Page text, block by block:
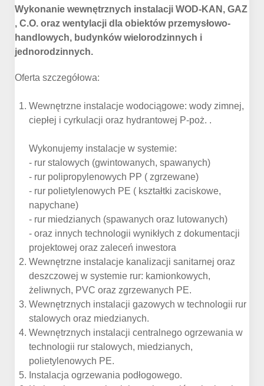
Wykonanie wewnętrznych instalacji WOD-KAN, GAZ
, C.O. oraz wentylacji dla obiektów przemysłowo-
handlowych, budynków wielorodzinnych i
jednorodzinnych.
Oferta szczegółowa:
Wewnętrzne instalacje wodociągowe: wody zimnej,
ciepłej i cyrkulacji oraz hydrantowej P-poż. .
Wykonujemy instalacje w systemie:
- rur stalowych (gwintowanych, spawanych)
- rur polipropylenowych PP ( zgrzewane)
- rur polietylenowych PE ( kształtki zaciskowe,
napychane)
- rur miedzianych (spawanych oraz lutowanych)
- oraz innych technologii wynikłych z dokumentacji
projektowej oraz zaleceń inwestora
Wewnętrzne instalacje kanalizacji sanitarnej oraz
deszczowej w systemie rur: kamionkowych,
żeliwnych, PVC oraz zgrzewanych PE.
Wewnętrznych instalacji gazowych w technologii rur
stalowych oraz miedzianych.
Wewnętrznych instalacji centralnego ogrzewania w
technologii rur stalowych, miedzianych,
polietylenowych PE.
Instalacja ogrzewania podłogowego.